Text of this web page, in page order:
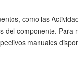
como las
del componente. Para
manuales